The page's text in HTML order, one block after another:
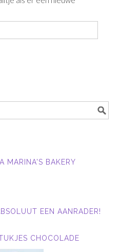
MARINA'S BAKERY
EEN AANRADER!
CHOCOLADE